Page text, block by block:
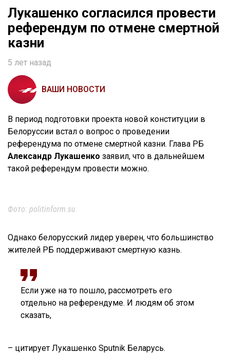
Лукашенко согласился провести
референдум по отмене смертной
казни
5 лет назад
ВАШИ НОВОСТИ
В период подготовки проекта новой конституции в
Белоруссии встал о вопрос о проведении
референдума по отмене смертной казни. Глава РБ
Александр Лукашенко заявил, что в дальнейшем
такой референдум провести можно.
Фото: politinform.su
Однако белорусский лидер уверен, что большинство
жителей РБ поддерживают смертную казнь.
Если уже на то пошло, рассмотреть его
отдельно на референдуме. И людям об этом
сказать,
– цитирует Лукашенко Sputnik Беларусь.